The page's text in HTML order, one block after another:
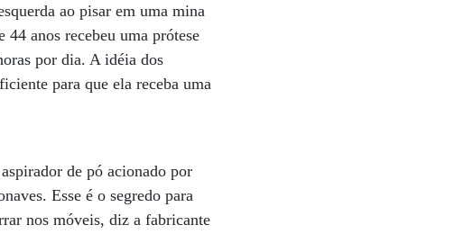
ao pisar em uma mina
anos recebeu uma prótese
por dia. A idéia dos
para que ela receba uma
de pó acionado por
Esse é o segredo para
nos móveis, diz a fabricante